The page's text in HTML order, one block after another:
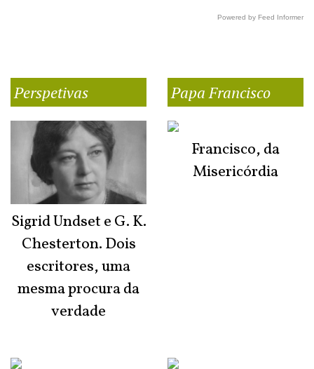
Powered by Feed Informer
Perspetivas
Sigrid Undset e G. K.
Chesterton. Dois
escritores, uma
mesma procura da
verdade
Papa Francisco
Francisco, da
Misericórdia